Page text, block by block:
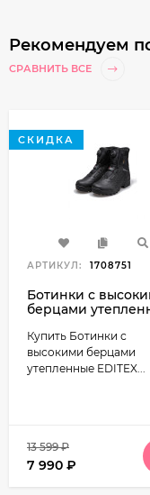
Рекомендуем
СРАВНИТЬ ВСЕ
СКИДКА
АРТИКУЛ: 1708751
Ботинки с
берцами
W2455-1K Cordura/
Кожа натуральная
цвет Черный
Купить Ботинки с
высокими берцами
утепленные EDITEX...
13 599₽
7 990 ₽